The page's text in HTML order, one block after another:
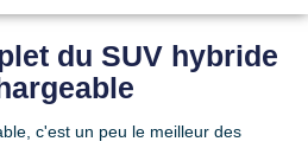
du SUV hybride
, c'est un peu le meilleur des